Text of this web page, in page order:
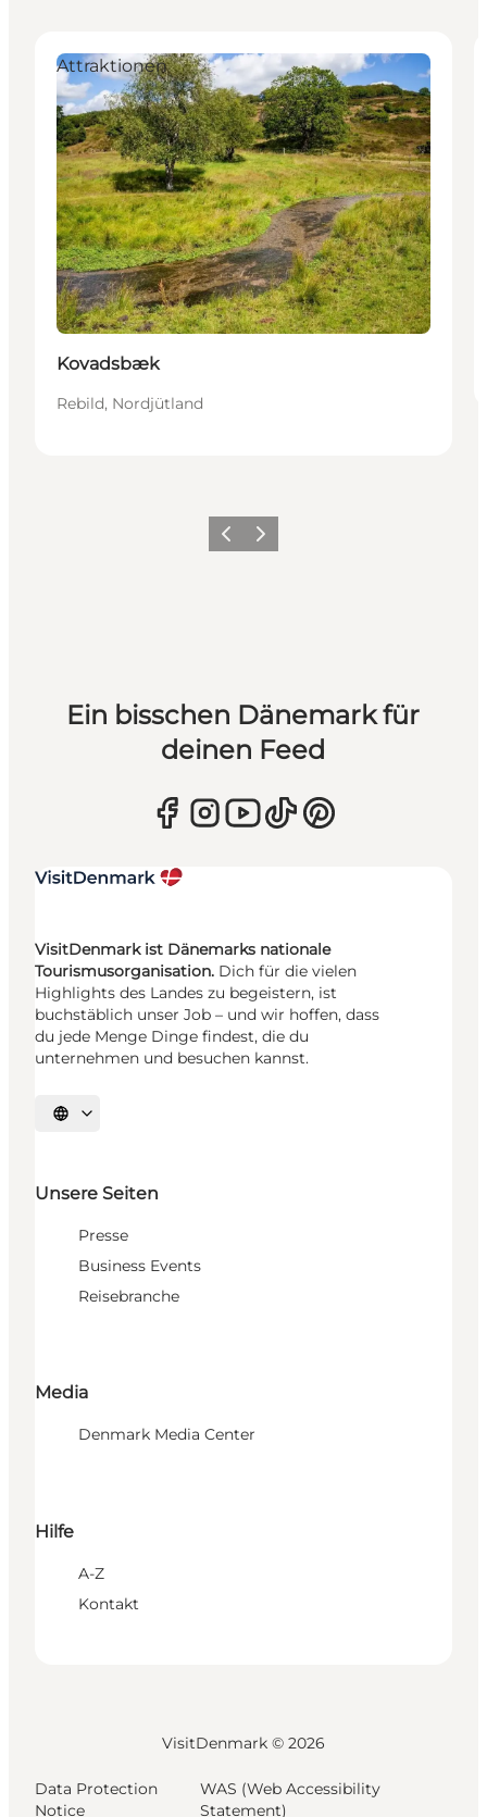
Attraktionen
Kovadsbæk
Rebild, Nordjütland
ZurückWeiter
Ein bisschen Dänemark für
deinen Feed
VisitDenmark ist Dänemarks nationale
Tourismusorganisation. Dich für die vielen
Highlights des Landes zu begeistern, ist
buchstäblich unser Job – und wir hoffen, dass
du jede Menge Dinge findest, die du
unternehmen und besuchen kannst.
Sprache auswählen
Unsere Seiten
Presse
Business Events
Reisebranche
Media
Denmark Media Center
Hilfe
A-Z
Kontakt
VisitDenmark © 2026
Data Protection
Notice
WAS (Web Accessibility
Statement)